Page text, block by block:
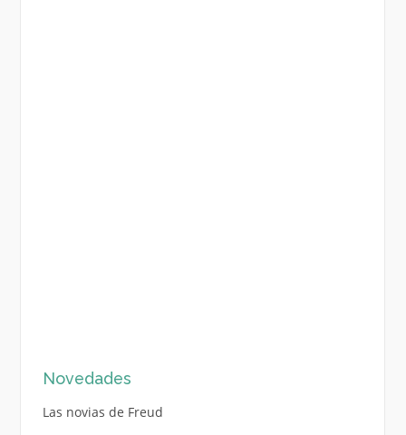
Novedades
Las novias de Freud